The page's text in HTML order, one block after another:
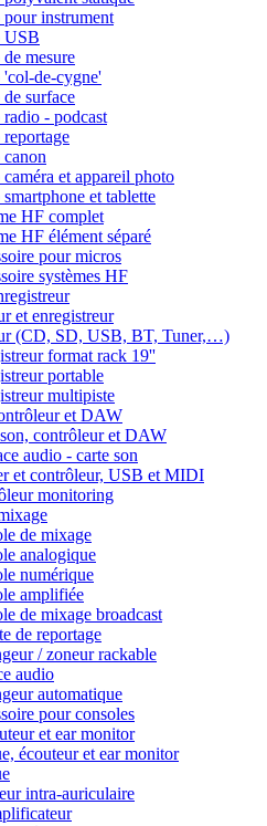
instrument
USB
mesure
de-cygne'
surface
- podcast
et appareil photo
et tablette
HF complet
HF élément séparé
pour micros
systèmes HF
et enregistreur
(CD, SD, USB, BT, Tuner,…)
format rack 19''
portable
multipiste
et DAW
contrôleur et DAW
audio - carte son
et contrôleur, USB et MIDI
monitoring
de mixage
analogique
numérique
amplifiée
de mixage broadcast
de reportage
/ zoneur rackable
audio
automatique
pour consoles
et ear monitor
écouteur et ear monitor
intra-auriculaire